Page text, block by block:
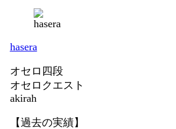
hasera
オセロ四段
オセロクエスト
akirah
【過去の実績】